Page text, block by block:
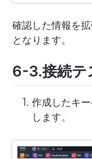
確認した情報を
となります。
6-3.接続テ
作成したキ
します。